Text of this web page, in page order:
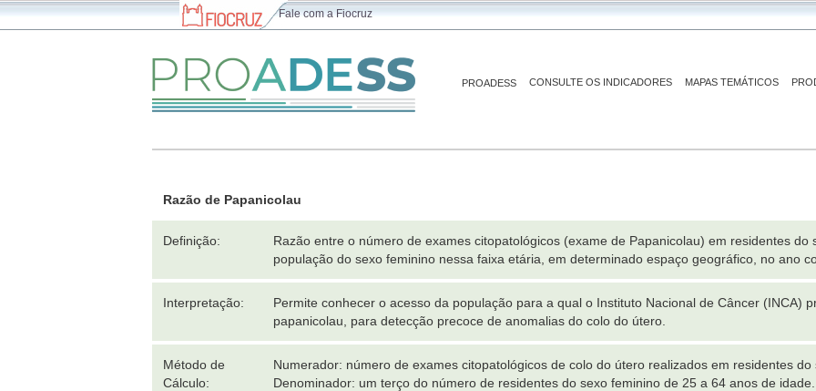
Fale com a Fiocruz
PROADESS CONSULTE OS INDICADORES MAPAS TEMÁTICOS
Razão de Papanicolau
Definição:
Razão entre o número de exames citopatológicos (exame de Papanicolau) em residentes
população do sexo feminino nessa faixa etária, em determinado espaço geográfico, no ano
Interpretação:
Permite conhecer o acesso da população para a qual o Instituto Nacional de Câncer (INCA)
papanicolau, para detecção precoce de anomalias do colo do útero.
Método de
Cálculo:
Numerador: número de exames citopatológicos de colo do útero realizados em residentes
Denominador: um terço do número de residentes do sexo feminino de 25 a 64 anos de